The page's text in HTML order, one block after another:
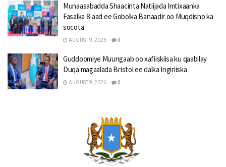
Munaasabadda Shaacinta Natiijada Imtixaanka
Fasalka 8-aad ee Gobolka Banaadir oo Muqdisho ka
socota
AUGUST 9, 2026 0
Guddoomiye Muungaab oo xafiiskiisa ku qaabilay
Duqa magaalada Bristol ee dalka Ingiriiska
AUGUST 9, 2026 0